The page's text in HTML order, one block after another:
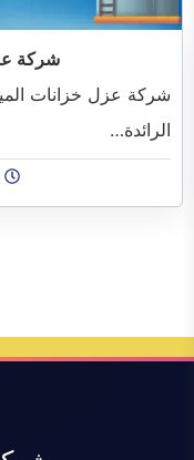
شركة
شركة عزل خزانات
الرائدة…